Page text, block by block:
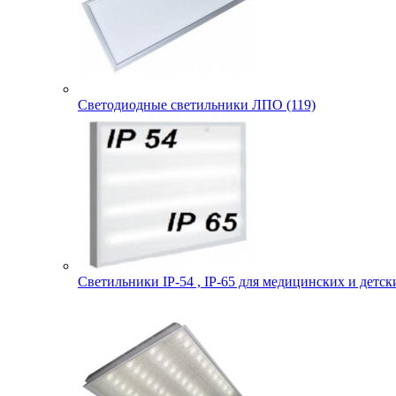
Светодиодные светильники ЛПО (119)
Светильники IP-54 , IP-65 для медицинских и